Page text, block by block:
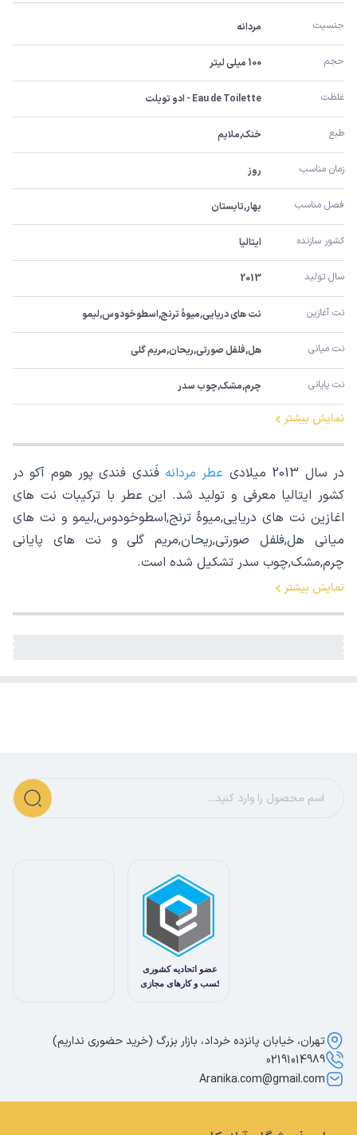
جنسیت مردانه
حجم 100 میلی لیتر
غلظت Eau de Toilette - ادو تویلت
طبع خنک,ملایم
زمان مناسب روز
فصل مناسب بهار,تابستان
کشور سازنده ایتالیا
سال تولید 2013
نت آغازین نت های دریایی,میوۀ ترنج,اسطوخودوس,لیمو
نت میانی هل,فلفل صورتی,ریحان,مریم گلی
نت پایانی چرم,مشک,چوب سدر
نمایش بیشتر
در سال 2013 میلادی عطر مردانه فَندی فندی پور هوم آکو در
کشور ایتالیا معرفی و تولید شد. این عطر با ترکیبات نت های
اغازین نت های دریایی,میوۀ ترنج,اسطوخودوس,لیمو و نت های
میانی هل,فلفل صورتی,ریحان,مریم گلی و نت های پایانی
چرم,مشک,چوب سدر تشکیل شده است.
نمایش بیشتر
تهران، خیابان پانزده خرداد، بازار بزرگ (خرید حضوری نداریم)
02191014989
Aranika.com@gmail.com